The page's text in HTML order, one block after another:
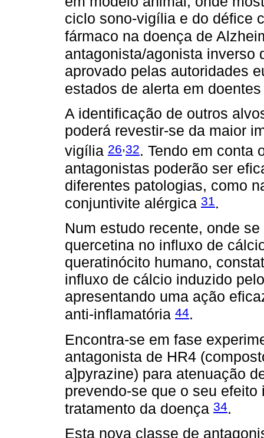
ciclo sono-vigília e do défice
fármaco na doença de
antagonista/agonista inverso
aprovado pelas autoridades
estados de alerta em
A identificação de outros
poderá revestir-se da maior
vigília 26,32. Tendo em conta
antagonistas poderão ser
diferentes patologias, como
conjuntivite alérgica 31.
Num estudo recente, onde
quercetina no influxo de
queratinócito humano,
influxo de cálcio induzido
apresentando uma ação
anti-inflamatória 44.
Encontra-se em fase
antagonista de HR4
a]pyrazine) para atenuação
prevendo-se que o seu
tratamento da doença 34.
Esta nova classe de